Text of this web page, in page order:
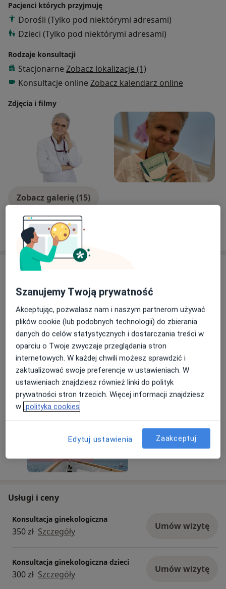
Pacjenci których przyjmuję
Dorośli (Tylko pod niektórymi adresami)
Dzieci (Tylko pod niektórymi adresami)
Rodzaje konsultacji
Stacjonarne Zobacz lokalizacje (1)
Konsultacje online Zobacz kalendarz online
Zdjęcia i filmy
Zobacz galerię (15)
Aktualności
dr n. med. Ewa Baszak-Radomańska
Pogodna 34, 20-333 Lublin
Innowacyjny program dla Pacjentek z
wulwodynią
Uruchomiliśmy Program OVER – pierwszy w
Polsce innowacyjny projekt edukacyjno-
terapeutyczny dla kobiet zmagających się z
przewlekłym bólem sromu i wulwodynią.
Dzięki formule online każda Pacjentka może
otrzymując dostęp do nagrań, materiałów
edukacyjnych i praktycznych wskazówek od
ekspertów.
Dowiedz się więcej
02/09/2025
Usługi i ceny
Konsultacja ginekologiczna
350 zł Szczegóły Umów wizytę
Konsultacja ginekologiczna dzieci
300 zł Szczegóły Umów wizytę
Szanujemy Twoją prywatność
Akceptując, pozwalasz nam i naszym partnerom używać
plików cookie (lub podobnych technologii) do zbierania
danych do celów statystycznych i dostarczania treści w
oparciu o Twoje zwyczaje przeglądania stron
internetowych. W każdej chwili możesz sprawdzić i
zaktualizować swoje preferencje w ustawieniach. W
ustawieniach znajdziesz również linki do polityk
prywatności stron trzecich. Więcej informacji znajdziesz
w polityka cookies
Edytuj ustawienia Zaakceptuj